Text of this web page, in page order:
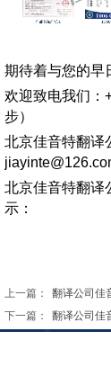
期待着与您的早
欢迎致电我们：
步）
北京佳音特翻译
北京佳音特翻译
示：
上一篇：
翻译公司佳
下一篇：
翻译公司佳